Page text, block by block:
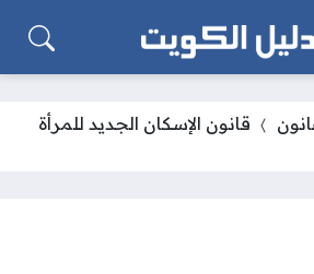
قانون الإسكان الجديد للمرأة